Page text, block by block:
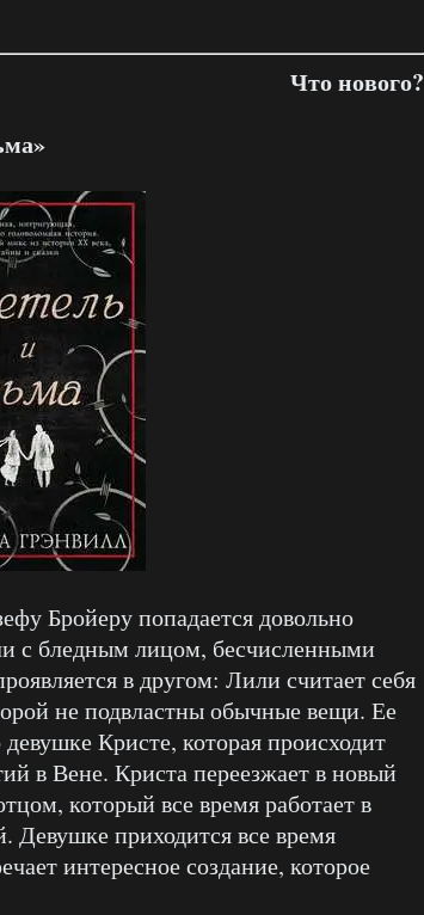
Что нового?
Бройеру попадается довольно
с бледным лицом, бесчисленными
в другом: Лили считает себя
не подвластны обычные вещи. Ее
Кристе, которая происходит
в Вене. Криста переезжает в новый
который все время работает в
Девушке приходится все время
интересное создание, которое